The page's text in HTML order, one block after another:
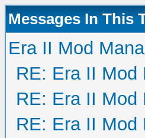
Messages In This
Era II Mod
RE: Era II Mod
RE: Era II Mod
RE: Era II Mod